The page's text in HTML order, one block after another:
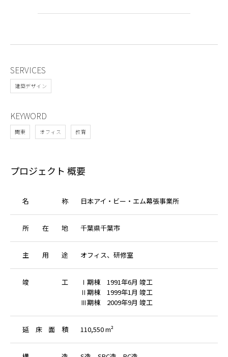
SERVICES
建築デザイン
KEYWORD
関東 オフィス 教育
プロジェクト 概要
名 称 日本アイ・ビー・エム幕張事業所
所 在 地 千葉県千葉市
主 用 途 オフィス、研修室
竣 工
Ⅰ期棟 1991年6月 竣工
Ⅱ期棟 1999年1月 竣工
Ⅲ期棟 2009年9月 竣工
延 床 面 積 110,550 m²